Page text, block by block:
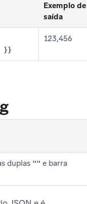
Exemplo de
saída
}}
123,456
duplas "" e barra